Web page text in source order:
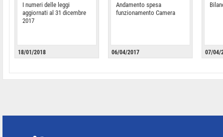
I numeri delle leggi
aggiornati al 31 dicembre
2017
18/01/2018
Andamento spesa
funzionamento Camera
06/04/2017 07/04/